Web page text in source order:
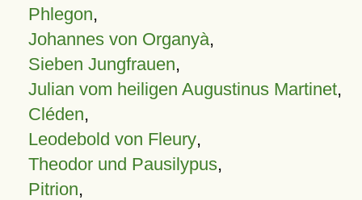
Phlegon,
Johannes von Organyà,
Sieben Jungfrauen,
Julian vom heiligen Augustinus Martinet,
Cléden,
Leodebold von Fleury,
Theodor und Pausilypus,
Pitrion,